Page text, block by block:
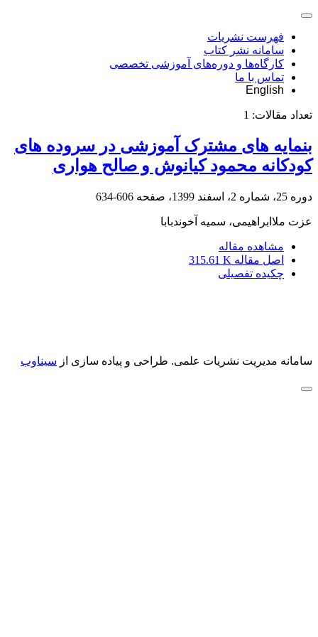
فهرست نشریات
سامانه نشر کتاب
کارگاه‌ها و دوره‌های آموزشی تخصصی
تماس با ما
English
تعداد مقالات: 1
بن‏مایه ‏های مشترک آموزشی در سروده‏ های
کودکانه محمود کیانوش و صالح هواری
دوره 25، شماره 2، اسفند 1399، صفحه 606-634
عزت ملاابراهیمی، سمیه آخوندبابا
مشاهده مقاله
اصل مقاله 315.61 K
چکیده تفصیلی
سامانه مدیریت نشریات علمی. طراحی و پیاده سازی از سیناوب